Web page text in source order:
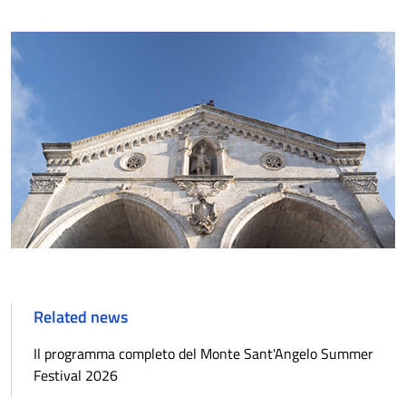
Related news
Il programma completo del Monte Sant'Angelo Summer
Festival 2026